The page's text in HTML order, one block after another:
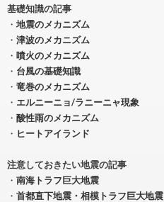
基礎知識の記事
・ 地震のメカニズム
・ 津波のメカニズム
・ 噴火のメカニズム
・ 台風の基礎知識
・ 竜巻のメカニズム
・ エルニーニョ/ラニーニャ現象
・ 酸性雨のメカニズム
・ ヒートアイランド
注意しておきたい地震の記事
・ 南海トラフ巨大地震
・ 首都直下地震・相模トラフ巨大地震